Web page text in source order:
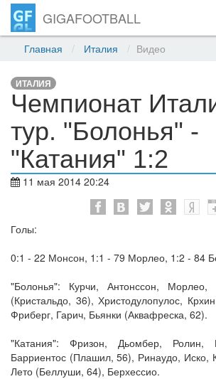
GIGAFOOTBALL
Главная Италия Видео
ИТАЛИЯ
Чемпионат
тур. "Болонья" -
"Катания" 1:2
11 мая 2014 20:24
Голы:
0:1 - 22 Монсон, 1:1 - 79 Морлео, 1:2 - 84
"Болонья": Курчи, Антонссон, Морлео,
(Кристальдо, 36), Христодулопулос,
Фриберг, Гарич, Бьянки (Аквафреска, 62).
"Катания": Фризон, Дьомбер, Ролин,
Барриентос (Плашил, 56), Ринаудо, Иско,
Лето (Беллуши, 64), Берхессио.